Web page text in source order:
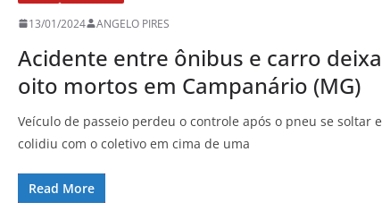
13/01/2024 ANGELO PIRES
Acidente entre ônibus e carro deixa
oito mortos em Campanário (MG)
Veículo de passeio perdeu o controle após o pneu se soltar e
colidiu com o coletivo em cima de uma
Read More